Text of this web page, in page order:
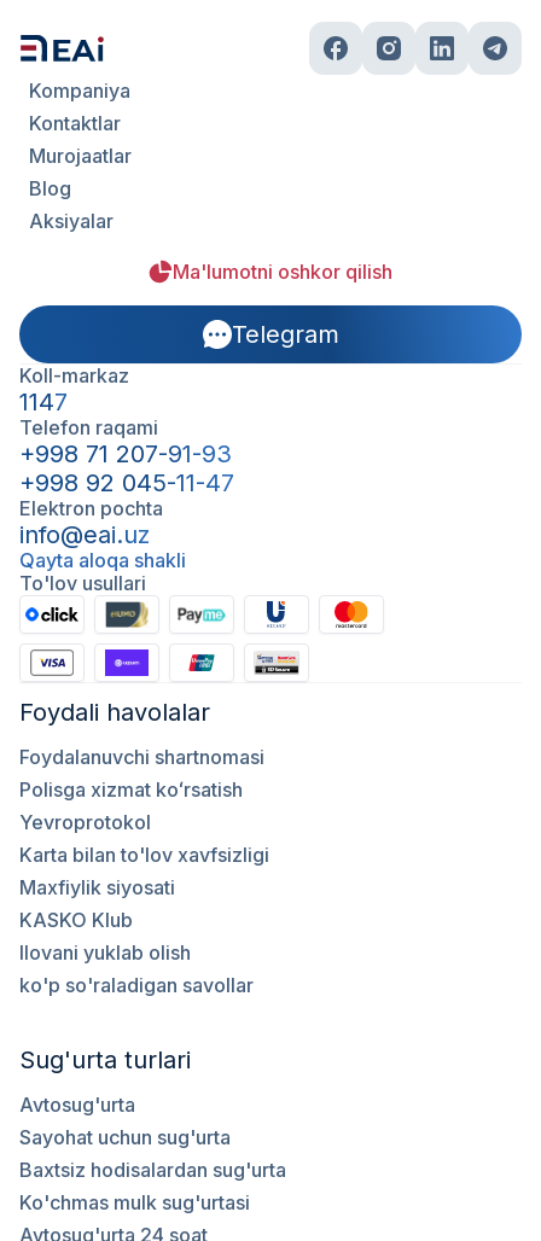
Kompaniya
Kontaktlar
Murojaatlar
Blog
Aksiyalar
Ma'lumotni oshkor qilish
Telegram
Koll-markaz
1147
Telefon raqami
+998 71 207-91-93
+998 92 045-11-47
Elektron pochta
info@eai.uz
Qayta aloqa shakli
To'lov usullari
Foydali havolalar
Foydalanuvchi shartnomasi
Polisga xizmat koʻrsatish
Yevroprotokol
Karta bilan to'lov xavfsizligi
Maxfiylik siyosati
KASKO Klub
Ilovani yuklab olish
ko'p so'raladigan savollar
Sug'urta turlari
Avtosug'urta
Sayohat uchun sug'urta
Baxtsiz hodisalardan sug'urta
Ko'chmas mulk sug'urtasi
Avtosug'urta 24 soat